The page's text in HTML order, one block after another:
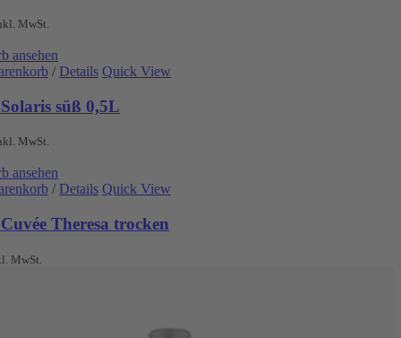
MwSt.
ansehen
/ Details Quick View
süß 0,5L
MwSt.
ansehen
/ Details Quick View
Theresa trocken
MwSt.